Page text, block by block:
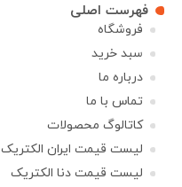
فهرست اصلی
فروشگاه
سبد خرید
درباره ما
تماس با ما
کاتالوگ محصولات
لیست قیمت ایران الکتریک
لیست قیمت دنا الکتریک